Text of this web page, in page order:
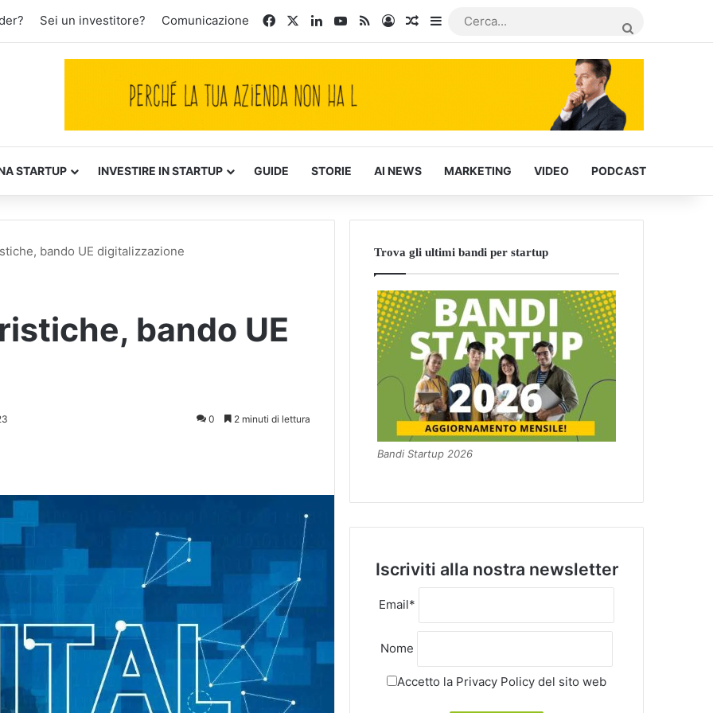
Sei un investitore? Comunicazione FacebookLinkedInYou Tube
RSSAccediArticoli Casuali
Barra laterale
STARTUP INVESTIRE IN STARTUP GUIDE STORIE AI NEWS MARKETING VIDEO PODCAST
bando UE digitalizzazione
bando UE
0 2 minuti di lettura
Trova gli ultimi bandi per startup
Bandi Startup 2026
Iscriviti alla nostra newsletter
Email*
Nome
Accetto la Privacy Policy del sito web